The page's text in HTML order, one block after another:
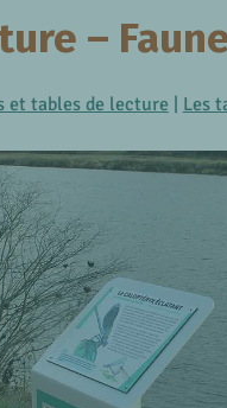
–
et tables de lecture | Les